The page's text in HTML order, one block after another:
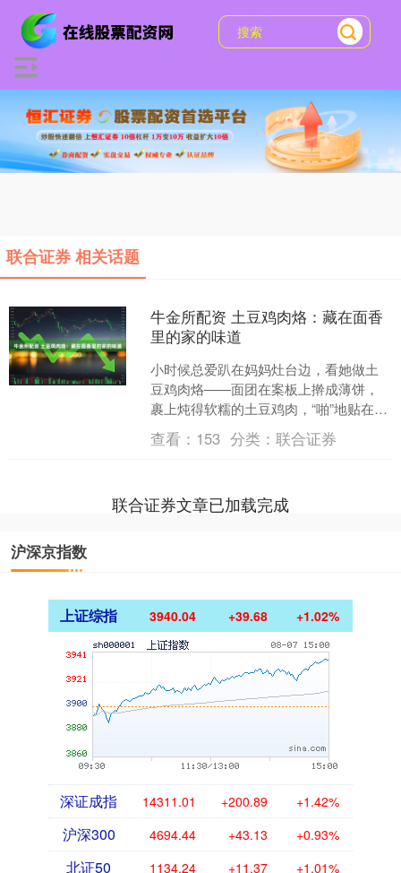
联合证券 相关话题
牛金所配资 土豆鸡肉烙：藏在面香
里的家的味道
小时候总爱趴在妈妈灶台边，看她做土
豆鸡肉烙——面团在案板上擀成薄饼，
裹上炖得软糯的土豆鸡肉，“啪”地贴在热
锅上，盖上锅盖焖两分钟，掀开时面香
混着肉香直冲鼻子，连....
查看： 153 分类：联合证券
联合证券文章已加载完成
沪深京指数
上证综指 3940.04 +39.68 +1.02%
深证成指 14311.01 +200.89 +1.42%
沪深300 4694.44 +43.13 +0.93%
北证50 1134.24 +11.37 +1.01%